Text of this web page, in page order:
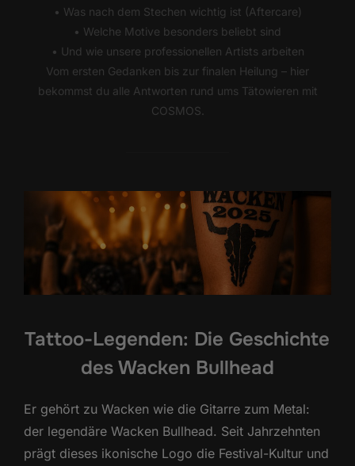
• Was nach dem Stechen wichtig ist (Aftercare)
• Welche Motive besonders beliebt sind
• Und wie unsere professionellen Artists arbeiten
Vom ersten Gedanken bis zur finalen Heilung – hier
bekommst du alle Antworten rund ums Tätowieren mit
COSMOS.
Tattoo-Legenden: Die Geschichte
des Wacken Bullhead
Er gehört zu Wacken wie die Gitarre zum Metal:
der legendäre Wacken Bullhead. Seit Jahrzehnten
prägt dieses ikonische Logo die Festival-Kultur und